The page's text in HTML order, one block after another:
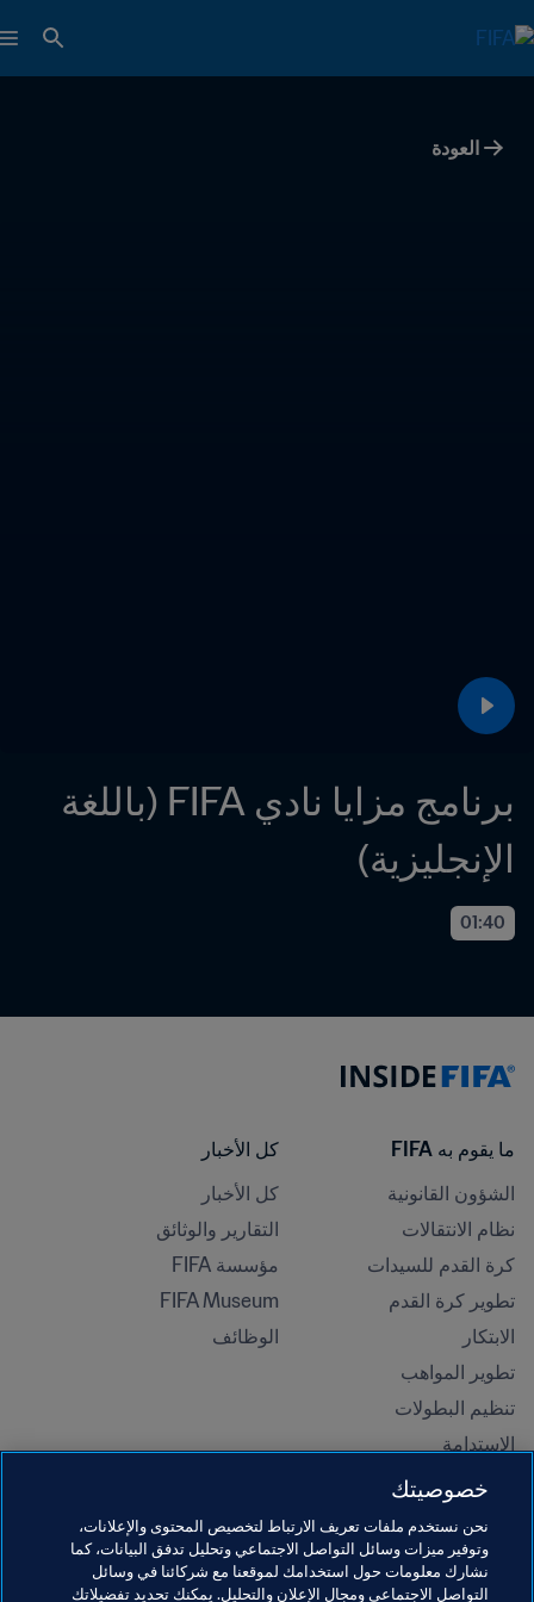
العودة
الإنجليزية)
01:40
ما يقوم به FIFA
الشؤون القانونية
نظام الانتقالات
كرة القدم للسيدات
تطوير كرة القدم
الابتكار
تطوير المواهب
تنظيم البطولات
الاستدامة
حقوق الإنسان ومناهضة التمييز
المبادرات التعليمية
كل الأخبار
كل الأخبار
التقارير والوثائق
مؤسسة FIFA
FIFA Museum
الوظائف
خصوصيتك
نحن نستخدم ملفات تعريف الارتباط لتخصيص المحتوى والإعلانات،
وتوفير ميزات وسائل التواصل الاجتماعي وتحليل تدفق البيانات، كما
نشارك معلومات حول استخدامك لموقعنا مع شركائنا في وسائل
التواصل الاجتماعي ومجال الإعلان والتحليل. يمكنك تحديد تفضيلاتك